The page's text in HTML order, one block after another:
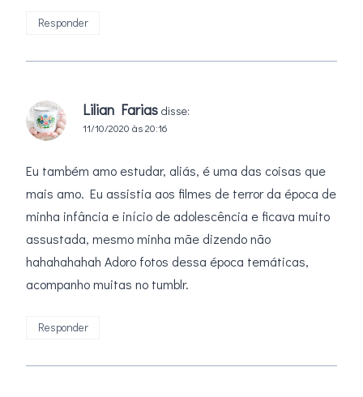
Responder
Lilian Farias disse:
11/10/2020 às 20:16
Eu também amo estudar, aliás, é uma das coisas que
mais amo. Eu assistia aos filmes de terror da época de
minha infância e início de adolescência e ficava muito
assustada, mesmo minha mãe dizendo não
hahahahahah Adoro fotos dessa época temáticas,
acompanho muitas no tumblr.
Responder